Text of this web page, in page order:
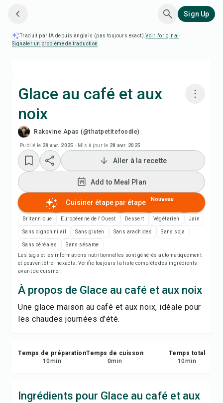
Sign Up
Traduit par IA depuis anglais (pas toujours exact).Voir l'original ·
Signaler un problème de traduction
Glace au café et aux
noix
Rakovine Apao (@thatpetitefoodie)
Publié le 28 avr. 2025 · Mis à jour le 28 avr. 2025
Regarder la vidéo de la recette
Add to Meal Plan
Add to Shopping List
Imprimer la recette
Partager
Aller à la recette
Add to Meal Plan
Cuisiner étape par étape Nouveau
Britannique Européenne de l'Ouest Dessert Végétarien Jain
Sans oignon ni ail Sans gluten Sans arachides Sans soja
Sans céréales
Sans sésame
Les tags et les informations nutritionnelles sont générés automatiquement
et peuvent être inexacts. Vérifie toujours la liste complète des ingrédients
avant de cuisiner.
À propos de Glace au café et aux noix
Une glace maison au café et aux noix, idéale pour
les chaudes journées d'été.
Temps de préparation
10min
Temps de cuisson
0min
Temps total
10min
Ingrédients pour Glace au café et aux